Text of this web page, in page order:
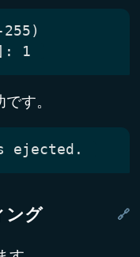
す。
ング